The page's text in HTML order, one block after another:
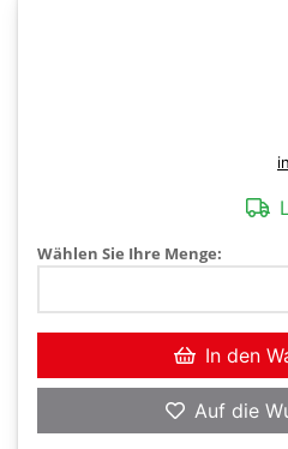
Wählen Sie Ihre Menge:
In den
Auf die